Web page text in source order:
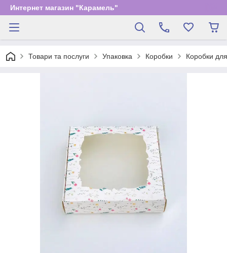
Интернет магазин "Карамель"
Товари та послуги Упаковка Коробки Коробки